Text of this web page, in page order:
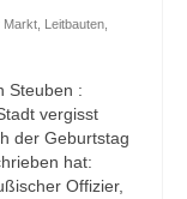
Markt Leitbauten
Steuben :
vergisst
der Geburtstag
hat:
Offizier,